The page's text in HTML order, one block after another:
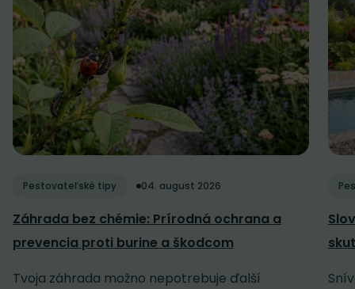
Pestovateľské tipy 04. august 2026
Záhrada bez chémie: Prírodná ochrana a
prevencia proti burine a škodcom
Tvoja záhrada možno nepotrebuje ďalší